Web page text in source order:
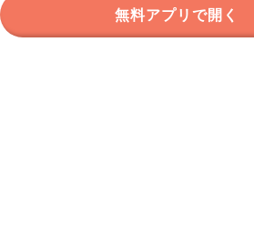
無料アプリで開く